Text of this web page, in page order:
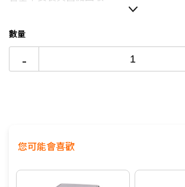
冷氣挑選教學→點我看達人教你買
數量
-
您可能會喜歡